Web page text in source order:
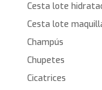
Cesta lote
Cesta lote
Champús
Chupetes
Cicatrices